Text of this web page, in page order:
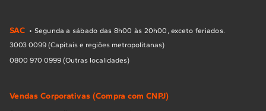
SAC • Segunda a sábado das 8h00 às 20h00, exceto feriados.
3003 0099 (Capitais e regiões metropolitanas)
0800 970 0999 (Outras localidades)
Vendas Corporativas (Compra com CNPJ)